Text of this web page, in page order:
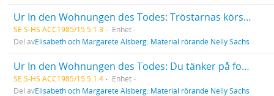
Ur In den Wohnungen des Todes: Tröstarnas körsång. / Chor der Tröster.
SE S-HS ACC1985/15:5:1:3
Enhet
Del avElisabeth och Margarete Alsberg: Material rörande Nelly Sachs
Ur In den Wohnungen des Todes: Du tänker på fotspåret som fylldes med död. / Du gedenkst der Fussspur, die sich mit Tod gefüllt.
SE S-HS ACC1985/15:5:1:4
Enhet
Del avElisabeth och Margarete Alsberg: Material rörande Nelly Sachs